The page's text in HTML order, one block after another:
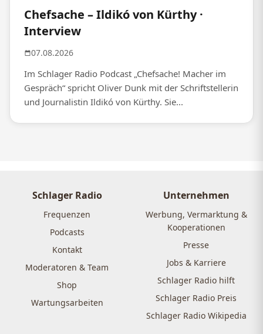
Chefsache – Ildikó von Kürthy ·
Interview
07.08.2026
Im Schlager Radio Podcast „Chefsache! Macher im
Gespräch“ spricht Oliver Dunk mit der Schriftstellerin
und Journalistin Ildikó von Kürthy. Sie...
Schlager Radio
Frequenzen
Podcasts
Kontakt
Moderatoren & Team
Shop
Wartungsarbeiten
Unternehmen
Werbung, Vermarktung &
Kooperationen
Presse
Jobs & Karriere
Schlager Radio hilft
Schlager Radio Preis
Schlager Radio Wikipedia